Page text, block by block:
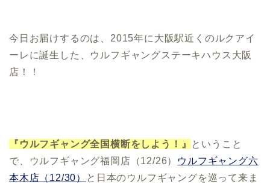
今日お届けするのは、2015年に大阪駅近くのルクアイ
ーレに誕生した、ウルフギャングステーキハウス大阪
店！！
『ウルフギャング全国横断をしよう！』 ということ
で、ウルフギャング福岡店（12/26）
ウルフギャング六
本木店（12/30）
と日本のウルフギャングを巡って来ま